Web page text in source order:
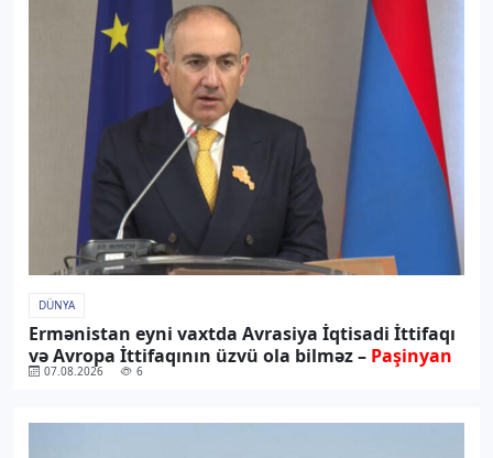
DÜNYA
Ermənistan eyni vaxtda Avrasiya İqtisadi İttifaqı
və Avropa İttifaqının üzvü ola bilməz – Paşinyan
07.08.2026 6